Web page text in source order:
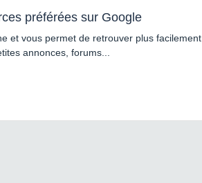
préférées sur Google
et vous permet de retrouver plus facilement
annonces, forums...